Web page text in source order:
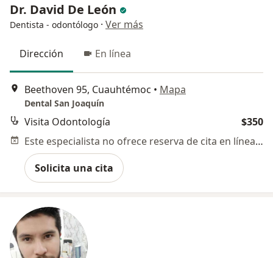
Dr. David De León
Dentista - odontólogo · Ver más
Dirección En línea
Beethoven 95, Cuauhtémoc • Mapa
Dental San Joaquín
Visita Odontología
$350
Este especialista no ofrece reserva de cita en línea en esta dirección.
Solicita una cita